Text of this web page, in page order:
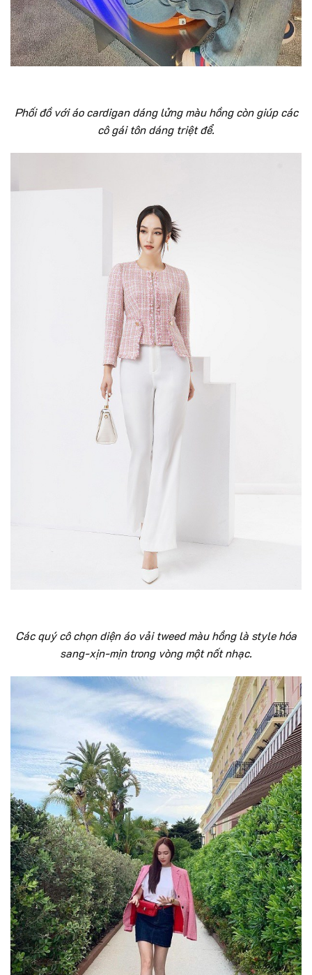
Phối đồ với áo cardigan dáng lửng màu hồng còn giúp các
cô gái tôn dáng triệt để.
Các quý cô chọn diện áo vải tweed màu hồng là style hóa
sang-xịn-mịn trong vòng một nốt nhạc.